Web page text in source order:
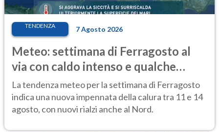
TENDENZA 7 Agosto 2026
Meteo: settimana di Ferragosto al
via con caldo intenso e qualche
temporale
La tendenza meteo per la settimana di Ferragosto
indica una nuova impennata della calura tra 11 e 14
agosto, con nuovi rialzi anche al Nord.